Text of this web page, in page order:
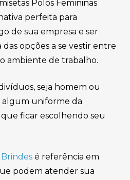
Polos Femininas
perfeita para
de sua empresa e ser
opções a se vestir entre
ambiente de trabalho.
seja homem ou
uniforme da
ficar escolhendo seu
é referência em
podem atender sua